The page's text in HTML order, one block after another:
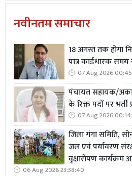
नवीनतम समाचार
18 अगस्त तक होगा
पात्र कार्डधारक
07 Aug 2026
पंचायत सहायक/
के रिक्त पदों पर भर्ती
07 Aug 2026
जिला गंगा समिति,
जल एवं पर्यावरण
वृक्षारोपण कार्यक्रम
06 Aug 2026 23:38:40